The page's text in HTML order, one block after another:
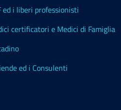
ed i liberi professionisti
certificatori e Medici di Famiglia
ed i Consulenti